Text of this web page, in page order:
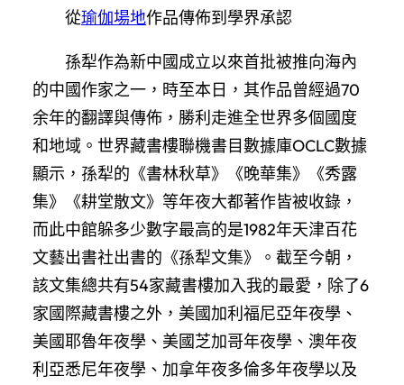
從瑜伽場地作品傳佈到學界承認
孫犁作為新中國成立以來首批被推向海內
的中國作家之一，時至本日，其作品曾經過70
余年的翻譯與傳佈，勝利走進全世界多個國度
和地域。世界藏書樓聯機書目數據庫OCLC數據
顯示，孫犁的《書林秋草》《晚華集》《秀露
集》《耕堂散文》等年夜大都著作皆被收錄，
而此中館躲多少數字最高的是1982年天津百花
文藝出書社出書的《孫犁文集》。截至今朝，
該文集總共有54家藏書樓加入我的最愛，除了6
家國際藏書樓之外，美國加利福尼亞年夜學、
美國耶魯年夜學、美國芝加哥年夜學、澳年夜
利亞悉尼年夜學、加拿年夜多倫多年夜學以及